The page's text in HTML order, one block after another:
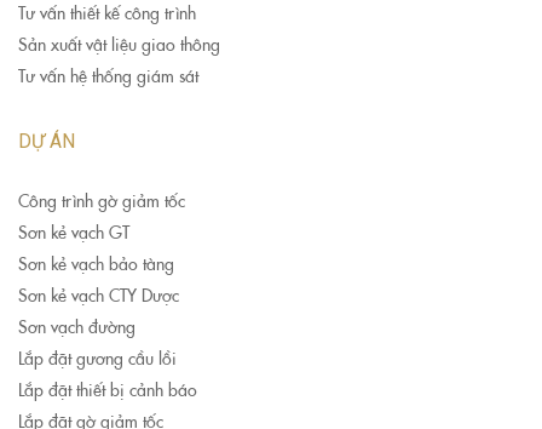
Tư vấn thiết kế công trình
Sản xuất vật liệu giao thông
Tư vấn hệ thống giám sát
DỰ ÁN
Công trình gờ giảm tốc
Sơn kẻ vạch GT
Sơn kẻ vạch bảo tàng
Sơn kẻ vạch CTY Dược
Sơn vạch đường
Lắp đặt gương cầu lồi
Lắp đặt thiết bị cảnh báo
Lắp đặt gờ giảm tốc